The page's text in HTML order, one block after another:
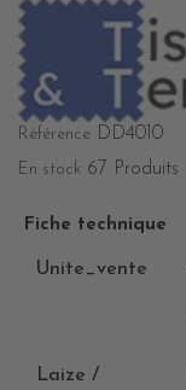
Référence DD4010
En stock 67 Produits
Fiche technique
Unite_vente
Laize /